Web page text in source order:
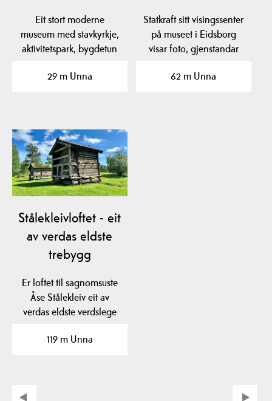
Eit stort moderne
museum med stavkyrkje,
aktivitetspark, bygdetun
29 m Unna
Statkraft sitt visingssenter
på museet i Eidsborg
visar foto, gjenstandar
62 m Unna
Stålekleivloftet - eit
av verdas eldste
trebygg
Er loftet til sagnomsuste
Åse Stålekleiv eit av
verdas eldste verdslege
119 m Unna